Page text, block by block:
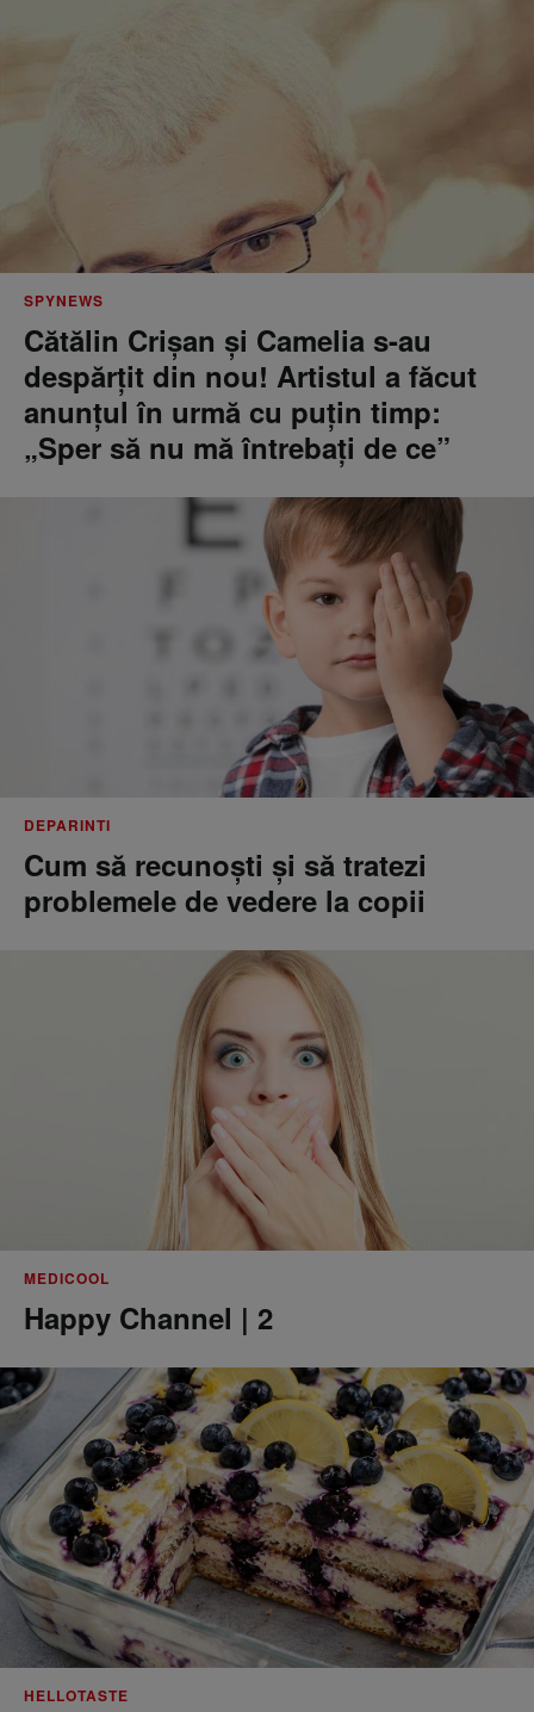
SPYNEWS
Cătălin Crișan și Camelia s-au
despărțit din nou! Artistul a făcut
anunțul în urmă cu puțin timp:
„Sper să nu mă întrebați de ce”
DEPARINTI
Cum să recunoști și să tratezi
problemele de vedere la copii
MEDICOOL
Happy Channel | 2
HELLOTASTE